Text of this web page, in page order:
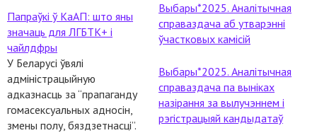
Папраўкі ў КаАП: што яны
значаць для ЛГБТК+ і
чайлдфры
У Беларусі ўвялі
адміністрацыйную
адказнасць за “прапаганду
гомасексуальных адносін,
змены полу, бяздзетнасці”.
Выбары*2025. Аналітычная
справаздача аб утварэнні
ўчастковых камісій
Выбары*2025. Аналітычная
справаздача па выніках
назірання за вылучэннем і
рэгістрацыяй кандыдатаў